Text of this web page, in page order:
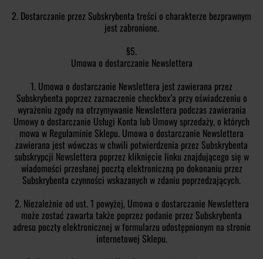
2. Dostarczanie przez Subskrybenta treści o charakterze bezprawnym
jest zabronione.
§5.
Umowa o dostarczanie Newslettera
1. Umowa o dostarczanie Newslettera jest zawierana przez
Subskrybenta poprzez zaznaczenie checkbox’a przy oświadczeniu o
wyrażeniu zgody na otrzymywanie Newslettera podczas zawierania
Umowy o dostarczanie Usługi Konta lub Umowy sprzedaży, o których
mowa w Regulaminie Sklepu. Umowa o dostarczanie Newslettera
zawierana jest wówczas w chwili potwierdzenia przez Subskrybenta
subskrypcji Newslettera poprzez kliknięcie linku znajdującego się w
wiadomości przesłanej pocztą elektroniczną po dokonaniu przez
Subskrybenta czynności wskazanych w zdaniu poprzedzających.
2. Niezależnie od ust. 1 powyżej, Umowa o dostarczanie Newslettera
może zostać zawarta także poprzez podanie przez Subskrybenta
adresu poczty elektronicznej w formularzu udostępnionym na stronie
internetowej Sklepu.